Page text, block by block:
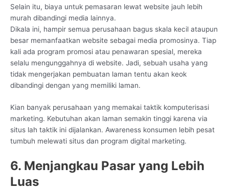
Selain itu, biaya untuk pemasaran lewat website jauh lebih
murah dibandingi media lainnya.
Dikala ini, hampir semua perusahaan bagus skala kecil ataupun
besar memanfaatkan website sebagai media promosinya. Tiap
kali ada program promosi atau penawaran spesial, mereka
selalu mengunggahnya di website. Jadi, sebuah usaha yang
tidak mengerjakan pembuatan laman tentu akan keok
dibandingi dengan yang memiliki laman.
Kian banyak perusahaan yang memakai taktik komputerisasi
marketing. Kebutuhan akan laman semakin tinggi karena via
situs lah taktik ini dijalankan. Awareness konsumen lebih pesat
tumbuh melewati situs dan program digital marketing.
6. Menjangkau Pasar yang Lebih
Luas